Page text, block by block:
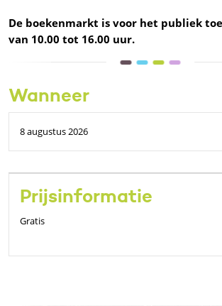
De boekenmarkt is voor het publiek
van 10.00 tot 16.00 uur.
Wanneer
8 augustus 2026
Prijsinformatie
Gratis